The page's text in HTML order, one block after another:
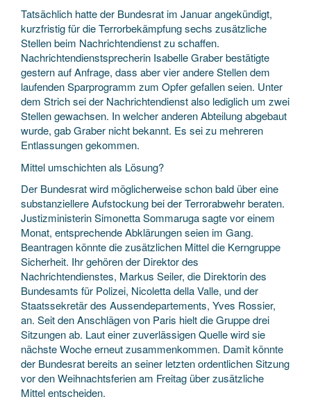
Tatsächlich hatte der Bundesrat im Januar angekündigt,
kurzfristig für die Terrorbekämpfung sechs zusätzliche
Stellen beim Nachrichtendienst zu schaffen.
Nachrichtendienstsprecherin Isabelle Graber bestätigte
gestern auf Anfrage, dass aber vier andere Stellen dem
laufenden Sparprogramm zum Opfer gefallen seien. Unter
dem Strich sei der Nachrichtendienst also lediglich um zwei
Stellen gewachsen. In welcher anderen Abteilung abgebaut
wurde, gab Graber nicht bekannt. Es sei zu mehreren
Entlassungen gekommen.
Mittel umschichten als Lösung?
Der Bundesrat wird möglicherweise schon bald über eine
substanziellere Aufstockung bei der Terrorabwehr beraten.
Justizministerin Simonetta Sommaruga sagte vor einem
Monat, entsprechende Abklärungen seien im Gang.
Beantragen könnte die zusätzlichen Mittel die Kerngruppe
Sicherheit. Ihr gehören der Direktor des
Nachrichtendienstes, Markus Seiler, die Direktorin des
Bundesamts für Polizei, Nicoletta della Valle, und der
Staatssekretär des Aussendepartements, Yves Rossier,
an. Seit den Anschlägen von Paris hielt die Gruppe drei
Sitzungen ab. Laut einer zuverlässigen Quelle wird sie
nächste Woche erneut zusammenkommen. Damit könnte
der Bundesrat bereits an seiner letzten ordentlichen Sitzung
vor den Weihnachtsferien am Freitag über zusätzliche
Mittel entscheiden.